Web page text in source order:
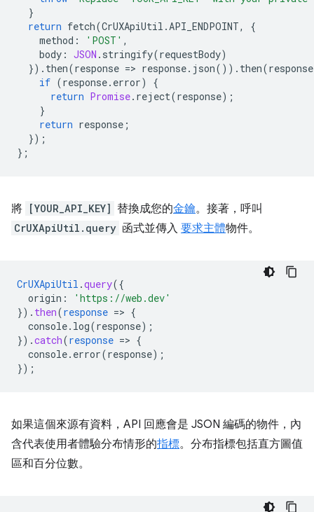
}
return fetch(CrUXApiUtil .API_ENDPOINT,
{
method : 'POST' ,
body : JSON . stringify(requestBody)
}). then(response => response. json()). then(response
if (response. error)
{
return Promise. reject(response);
}
return response ;
});
};
將 [YOUR_API_KEY] 替換成您的金鑰。接著，呼叫
CrUXApiUtil.query 函式並傳入 要求主體物件。
CrUXApiUtil .query({
origin :
'https://web.dev'
}) . then(response => {
console.log(response) ;
}) .catch(response => {
console.error(response) ;
});
如果這個來源有資料，API 回應會是 JSON 編碼的物件，內
含代表使用者體驗分布情形的指標。分布指標包括直方圖值
區和百分位數。